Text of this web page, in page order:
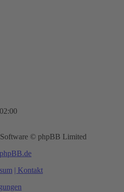
© phpBB Limited
phpBB.de
| Kontakt